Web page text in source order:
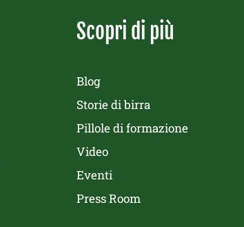
Scopri di più
Blog
Storie di birra
Pillole di formazione
Video
Eventi
Press Room